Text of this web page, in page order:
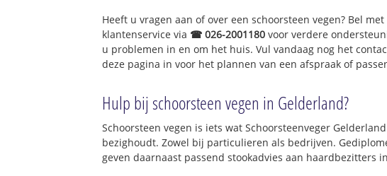
Heeft u vragen aan of over een schoorsteen vegen? Bel met
klantenservice via ☎ 026-2001180 voor verdere
u problemen in en om het huis. Vul vandaag nog het
deze pagina in voor het plannen van een afspraak of
Hulp bij schoorsteen vegen in Gelderland?
Schoorsteen vegen is iets wat Schoorsteenveger
bezighoudt. Zowel bij particulieren als bedrijven.
geven daarnaast passend stookadvies aan haardbezitters